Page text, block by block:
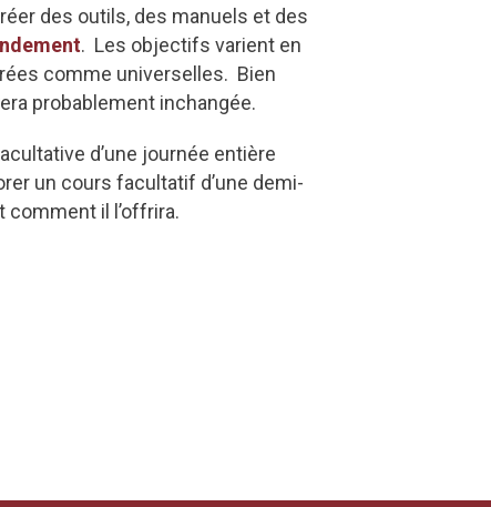
des outils, des manuels et des
. Les objectifs varient en
comme universelles. Bien
probablement inchangée.
d’une journée entière
un cours facultatif d’une demi-
il l’offrira.